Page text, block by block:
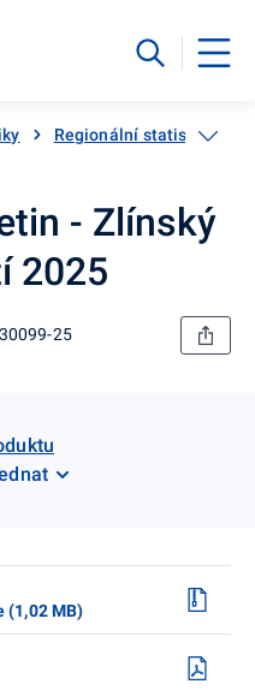
Regionální statistiky
- Zlínský
2025
25
(1,02 MB)